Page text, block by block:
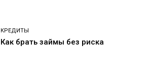
КРЕДИТЫ
Как брать займы без риска